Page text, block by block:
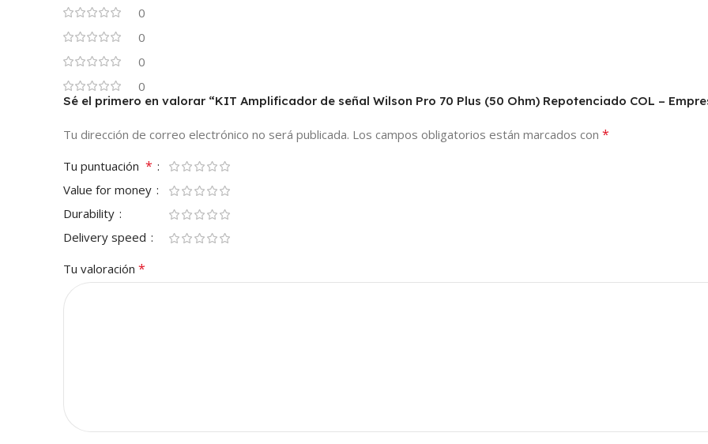
0
0
0
0
Sé el primero en valorar “KIT Amplificador de señal Wilson Pro 70 Plus (50 Ohm) Repotenciado COL –
Tu dirección de correo electrónico no será publicada. Los campos obligatorios están marcados con *
Tu puntuación *
Value for money
Durability
Delivery speed
Tu valoración *